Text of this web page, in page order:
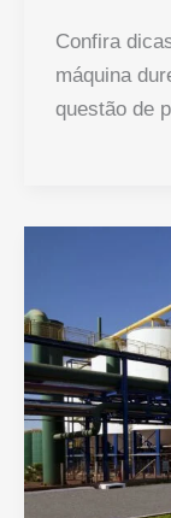
Confira
máquina
questão de